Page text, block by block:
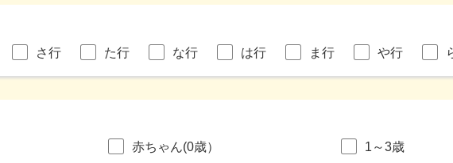
さ行 た行 な行 は行 ま行 や行
赤ちゃん(0歳）
1～3歳